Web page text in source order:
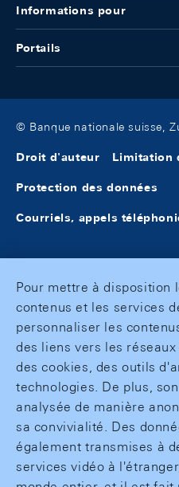
Informations pour
Portails
© Banque nationale suisse,
Droit d'auteur Limitation
Protection des données
Courriels, appels
Pour mettre à disposition
contenus et les services
personnaliser les
des liens vers les
des cookies, des outils
technologies. De plus,
analysée de manière
sa convivialité. Des
également transmises à
services vidéo à